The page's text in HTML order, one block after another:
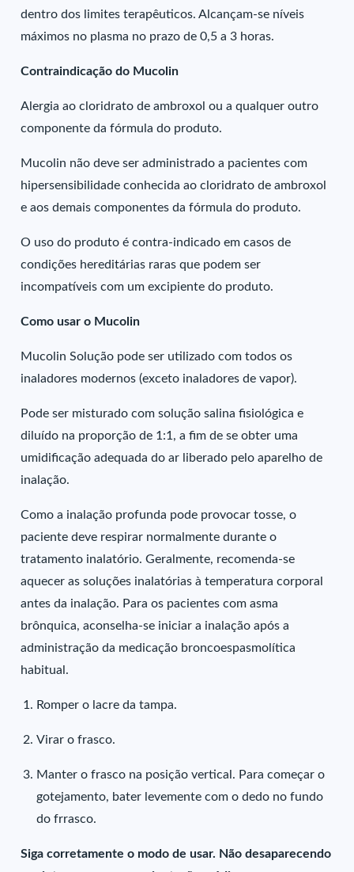
dentro dos limites terapêuticos. Alcançam-se níveis
máximos no plasma no prazo de 0,5 a 3 horas.
Contraindicação do Mucolin
Alergia ao cloridrato de ambroxol ou a qualquer outro
componente da fórmula do produto.
Mucolin não deve ser administrado a pacientes com
hipersensibilidade conhecida ao cloridrato de ambroxol
e aos demais componentes da fórmula do produto.
O uso do produto é contra-indicado em casos de
condições hereditárias raras que podem ser
incompatíveis com um excipiente do produto.
Como usar o Mucolin
Mucolin Solução pode ser utilizado com todos os
inaladores modernos (exceto inaladores de vapor).
Pode ser misturado com solução salina fisiológica e
diluído na proporção de 1:1, a fim de se obter uma
umidificação adequada do ar liberado pelo aparelho de
inalação.
Como a inalação profunda pode provocar tosse, o
paciente deve respirar normalmente durante o
tratamento inalatório. Geralmente, recomenda-se
aquecer as soluções inalatórias à temperatura corporal
antes da inalação. Para os pacientes com asma
brônquica, aconselha-se iniciar a inalação após a
administração da medicação broncoespasmolítica
habitual.
Romper o lacre da tampa.
Virar o frasco.
Manter o frasco na posição vertical. Para começar o
gotejamento, bater levemente com o dedo no fundo
do frrasco.
Siga corretamente o modo de usar. Não desaparecendo